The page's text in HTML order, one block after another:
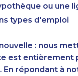
ou une
types d'emploi
: nous
est entièrement
En répondant à